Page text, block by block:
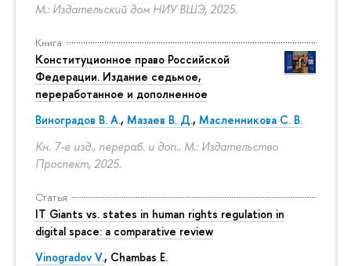
М.: Издательский дом НИУ ВШЭ, 2025.
Книга
Конституционное право Российской
Федерации. Издание седьмое,
переработанное и дополненное
Виноградов В. А., Мазаев В. Д., Масленникова С. В.
Кн. 7-е изд., перераб. и доп.. М.: Издательство
Проспект, 2025.
Статья
IT Giants vs. states in human rights regulation in
digital space: a comparative review
Vinogradov V., Chambas E.